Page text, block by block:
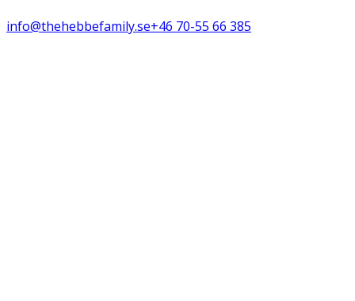
info@thehebbefamily.se+46 70-55 66 385